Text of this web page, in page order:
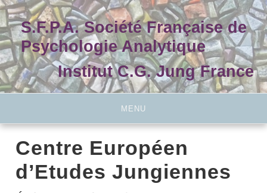
Skip
to
contentS.F.P.A. Société Française de
Psychologie Analytique
Institut C.G. Jung France
MENU
Centre Européen
d’Etudes Jungiennes